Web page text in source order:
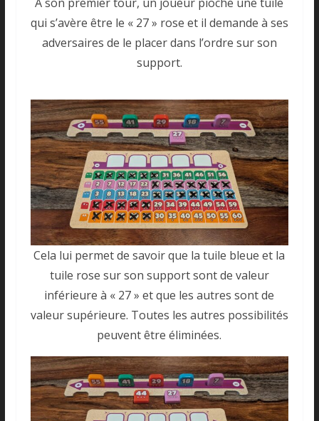
À son premier tour, un joueur pioche une tuile
qui s’avère être le « 27 » rose et il demande à ses
adversaires de le placer dans l’ordre sur son
support.
Cela lui permet de savoir que la tuile bleue et la
tuile rose sur son support sont de valeur
inférieure à « 27 » et que les autres sont de
valeur supérieure. Toutes les autres possibilités
peuvent être éliminées.